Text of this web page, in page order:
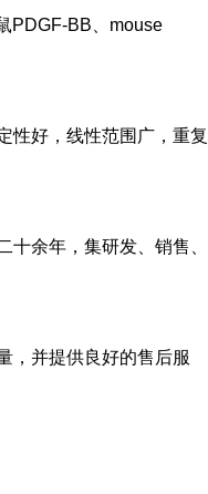
PDGF-BB、mouse
性好，线性范围广，重复
十余年，集研发、销售、
，并提供良好的售后服